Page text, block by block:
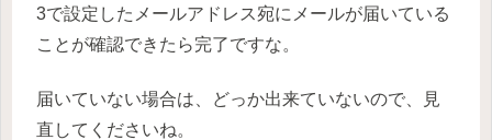
3で設定したメールアドレス宛にメールが届いている
ことが確認できたら完了ですな。
届いていない場合は、どっか出来ていないので、見
直してくださいね。